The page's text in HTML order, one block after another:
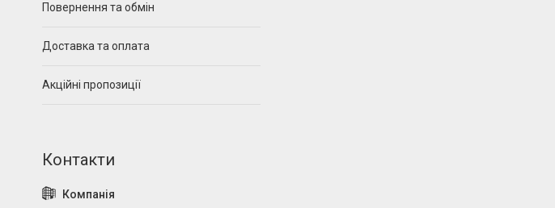
Повернення та обмін
Доставка та оплата
Акційні пропозиції